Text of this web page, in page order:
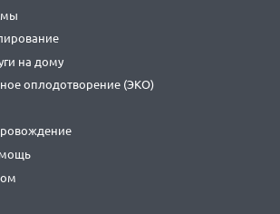
на дому
оплодотворение (ЭКО)